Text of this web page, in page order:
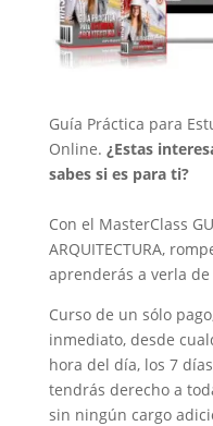
Guía Práctica para
Online. ¿Estas
sabes si es para ti?
Con el MasterClass
ARQUITECTURA,
aprenderás a verla
Curso de un sólo
inmediato, desde
hora del día, los 7
tendrás derecho a
sin ningún cargo